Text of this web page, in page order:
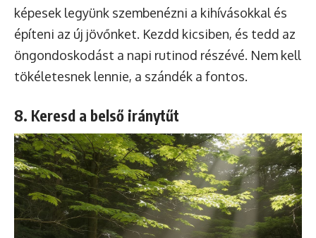
képesek legyünk szembenézni a kihívásokkal és
építeni az új jövőnket. Kezdd kicsiben, és tedd az
öngondoskodást a napi rutinod részévé. Nem kell
tökéletesnek lennie, a szándék a fontos.
8. Keresd a belső iránytűt